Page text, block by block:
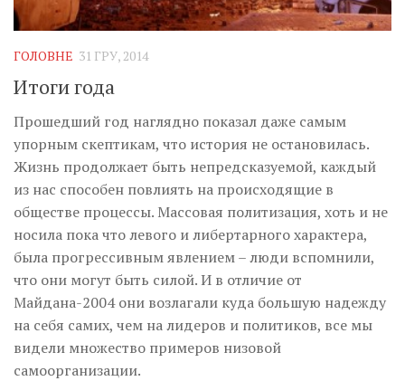
ГОЛОВНЕ 31 ГРУ, 2014
Итоги года
Прошедший год наглядно показал даже самым
упорным скептикам, что история не остановилась.
Жизнь продолжает быть непредсказуемой, каждый
из нас способен повлиять на происходящие в
обществе процессы. Массовая политизация, хоть и не
носила пока что левого и либертарного характера,
была прогрессивным явлением – люди вспомнили,
что они могут быть силой. И в отличие от
Майдана-2004 они возлагали куда большую надежду
на себя самих, чем на лидеров и политиков, все мы
видели множество примеров низовой
самоорганизации.